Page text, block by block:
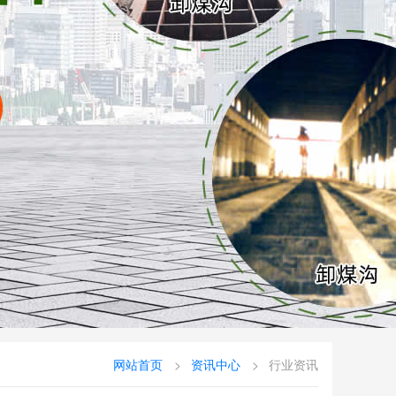
网站首页 资讯中心 行业资讯